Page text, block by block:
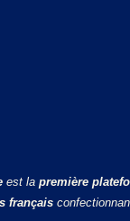
est la première
français